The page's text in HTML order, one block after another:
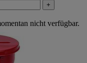
+
nicht verfügbar.